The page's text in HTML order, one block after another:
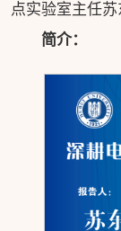
点实验室主任
简介：